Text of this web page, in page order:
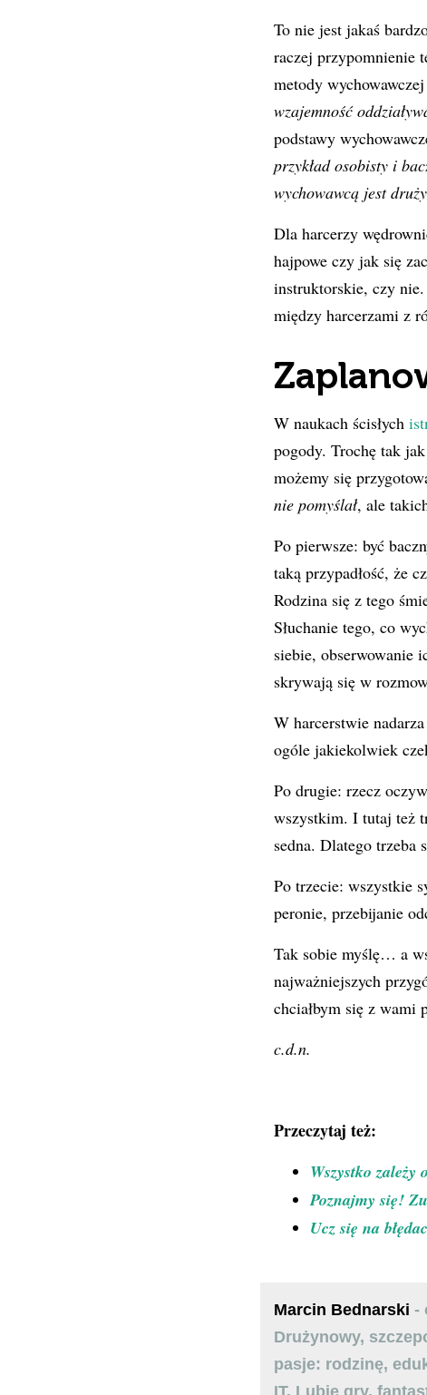
To nie jest jakaś
raczej przypomnienie
metody
wzajemność
podstawy
przykład osobisty i
wychowawcą jest
Dla harcerzy
hajpowe czy jak się
instruktorskie, czy nie.
między harcerzami z
W naukach ścisłych
pogody. Trochę tak
możemy się
nie pomyślał, ale
Po pierwsze: być
taką przypadłość, że
Rodzina się z tego
Słuchanie tego, co
siebie, obserwowanie
skrywają się w
W harcerstwie
ogóle jakiekolwiek
Po drugie: rzecz
wszystkim. I tutaj też
sedna. Dlatego trzeba
Po trzecie: wszystkie
peronie, przebijanie
Tak sobie myślę… a
najważniejszych
chciałbym się z wami
c.d.n.
Przeczytaj też:
Wszystko zależy
Poznajmy się!
Ucz się na
Marcin Bednarski -
Drużynowy,
pasje: rodzinę,
IT. Lubię gry,